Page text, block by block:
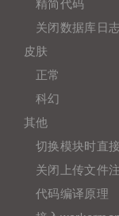
关闭数据库日
皮肤
正常
科幻
其他
切换模块时直
关闭上传文件
代码编译原理